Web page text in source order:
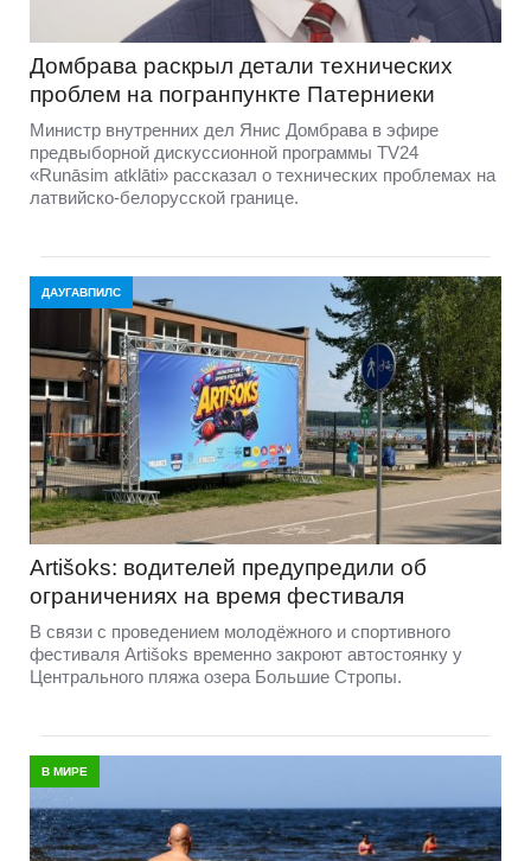
Домбравa раскрыл детали технических
проблем на погранпункте Патерниеки
Министр внутренних дел Янис Домбрава в эфире
предвыборной дискуссионной программы TV24
«Runāsim atklāti» рассказал о технических проблемах на
латвийско-белорусской границе.
ДАУГАВПИЛС
Artišoks: водителей предупредили об
ограничениях на время фестиваля
В связи с проведением молодёжного и спортивного
фестиваля Artišoks временно закроют автостоянку у
Центрального пляжа озера Большие Стропы.
В МИРЕ